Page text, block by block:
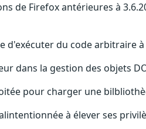
de Firefox antérieures à
d'exécuter du code arbitraire
dans la gestion des objets
pour charger une
à élever ses